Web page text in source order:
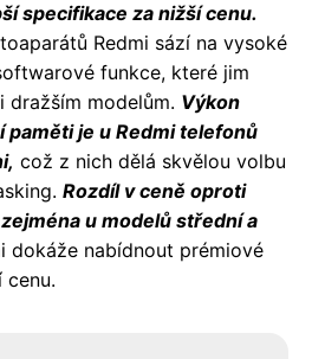
specifikace za nižší cenu.
Redmi sází na vysoké
funkce, které jim
dražším modelům. Výkon
paměti je u Redmi telefonů
což z nich dělá skvělou volbu
Rozdíl v ceně oproti
u modelů střední a
dokáže nabídnout prémiové
cenu.